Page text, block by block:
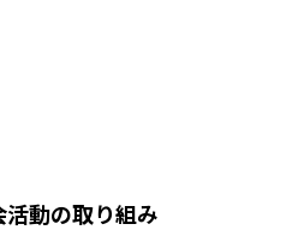
活動の取り組み